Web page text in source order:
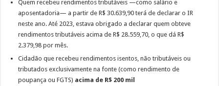
Quem recebeu rendimentos tributáveis —como salário e
aposentadoria— a partir de R$ 30.639,90 terá de declarar o IR
neste ano. Até 2023, estava obrigado a declarar quem obteve
rendimentos tributáveis acima de R$ 28.559,70, o que dá R$
2.379,98 por mês.
Cidadão que recebeu rendimentos isentos, não tributáveis ou
tributados exclusivamente na fonte (como rendimento de
poupança ou FGTS) acima de R$ 200 mil